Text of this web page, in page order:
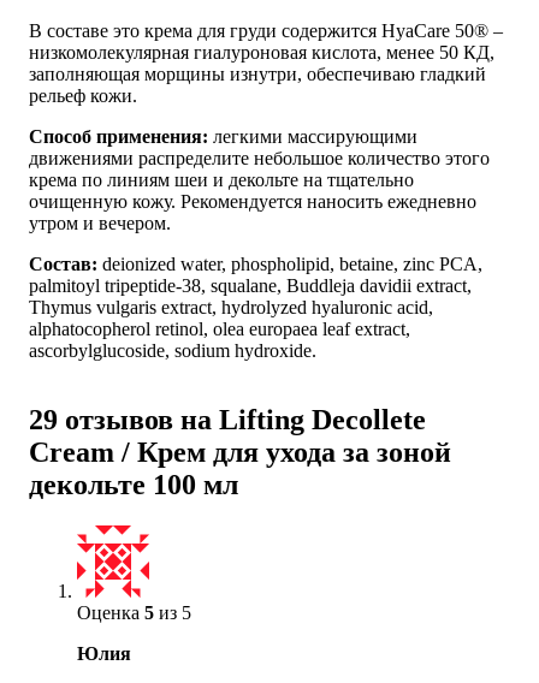
В составе это крема для груди содержится HyaCare 50® –
низкомолекулярная гиалуроновая кислота, менее 50 КД,
заполняющая морщины изнутри, обеспечиваю гладкий
рельеф кожи.
Способ применения: легкими массирующими
движениями распределите небольшое количество этого
крема по линиям шеи и декольте на тщательно
очищенную кожу. Рекомендуется наносить ежедневно
утром и вечером.
Состав: deionized water, phospholipid, betaine, zinc PCA,
palmitoyl tripeptide-38, squalane, Buddleja davidii extract,
Thymus vulgaris extract, hydrolyzed hyaluronic acid,
alphatocopherol retinol, olea europaea leaf extract,
ascorbylglucoside, sodium hydroxide.
29 отзывов на Lifting Decollete
Cream / Крем для ухода за зоной
декольте 100 мл
Оценка 5 из 5
Юлия